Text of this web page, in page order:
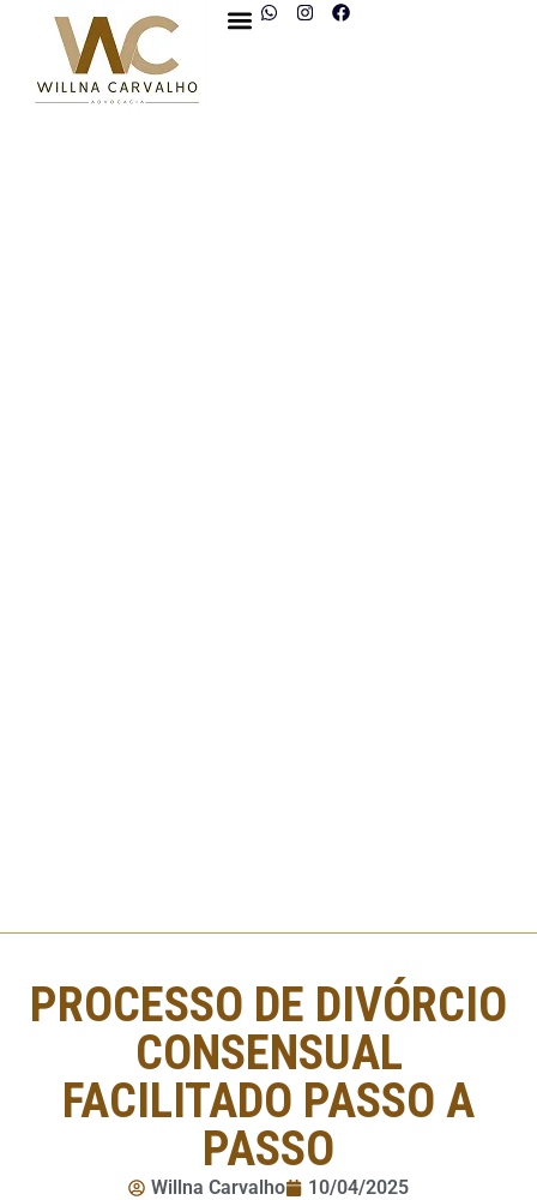
PROCESSO DE DIVÓRCIO
CONSENSUAL
FACILITADO PASSO A
PASSO
Willna Carvalho 10/04/2025